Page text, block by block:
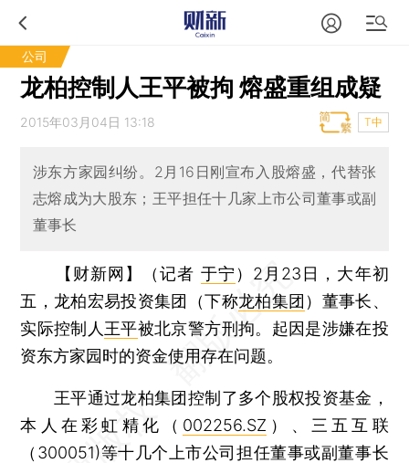
公司
龙柏控制人王平被拘 熔盛重组成疑
2015年03月04日 13:18 T中
涉东方家园纠纷。2月16日刚宣布入股熔盛，代替张
志熔成为大股东；王平担任十几家上市公司董事或副
董事长
【财新网】（记者 于宁 ） 2月23日，大年初
五，龙柏宏易投资集团（下称龙柏集团 ）董事长、
实际控制人 王平被北京警方刑拘。起因是涉嫌在投
资东方家园时的资金使用存在问题。
王平通过龙柏集团控制了多个股权投资基金，
本人在彩虹精化（ 002256.SZ ）、三五互联
（300051)等十几个上市公司担任董事或副董事长